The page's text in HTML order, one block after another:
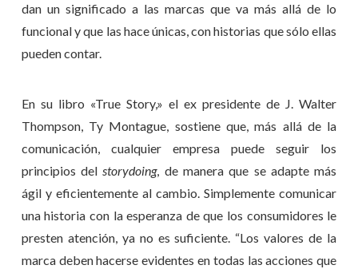
dan un significado a las marcas que va más allá de lo
funcional y que las hace únicas, con historias que sólo ellas
pueden contar.
En su libro «True Story,» el ex presidente de J. Walter
Thompson, Ty Montague, sostiene que, más allá de la
comunicación, cualquier empresa puede seguir los
principios del storydoing, de manera que se adapte más
ágil y eficientemente al cambio. Simplemente comunicar
una historia con la esperanza de que los consumidores le
presten atención, ya no es suficiente. “Los valores de la
marca deben hacerse evidentes en todas las acciones que